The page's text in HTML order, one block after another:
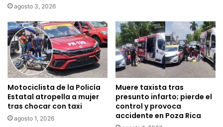
agosto 3, 2026
Motociclista de la Policía
Estatal atropella a mujer
tras chocar con taxi
agosto 1, 2026
Muere taxista tras
presunto infarto; pierde el
control y provoca
accidente en Poza Rica